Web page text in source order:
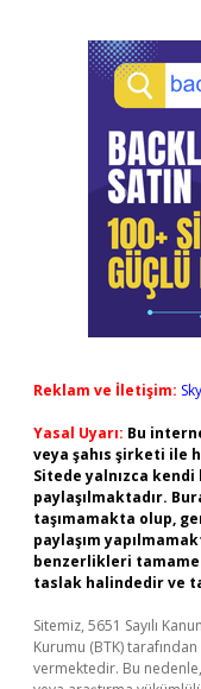
Reklam ve İletişim:
Yasal Uyarı: Bu
veya şahıs şirketi ile
Sitede yalnızca kendi
paylaşılmaktadır.
taşımamakta olup,
paylaşım
benzerlikleri
taslak halindedir ve
Sitemiz, 5651 Sayılı
Kurumu (BTK)
vermektedir. Bu